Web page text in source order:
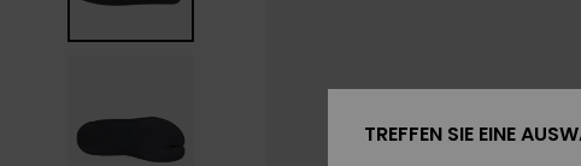
TREFFEN SIE EINE